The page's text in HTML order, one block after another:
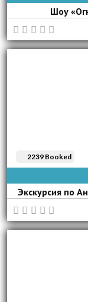
Шоу
Экскурсия по
2239 Booked